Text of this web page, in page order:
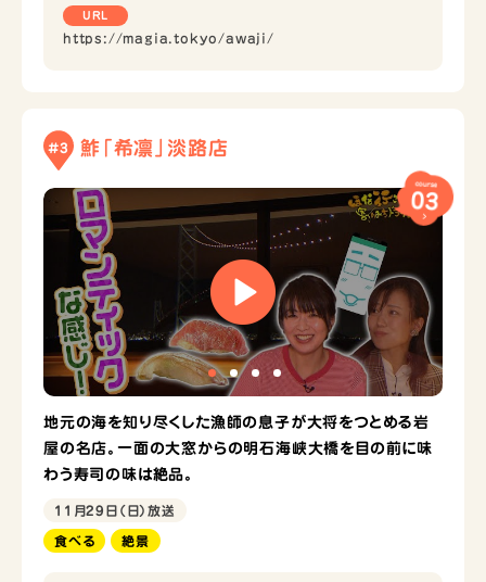
URL
https://magia.tokyo/awaji/
#3 鮓「希凛」淡路店
course
03
地元の海を知り尽くした漁師の息子が大将をつとめる岩
屋の名店。一面の大窓からの明石海峡大橋を目の前に味
わう寿司の味は絶品。
11月29日（日）放送
食べる 絶景